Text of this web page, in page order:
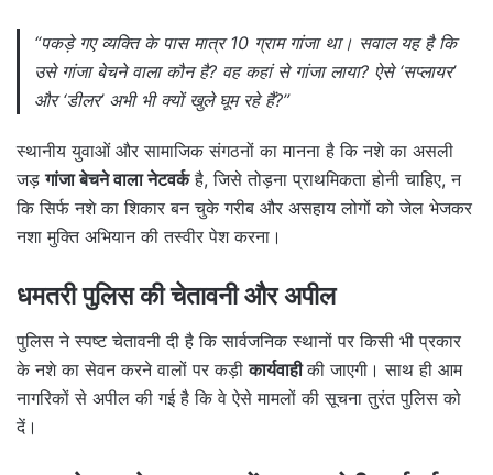
“पकड़े गए व्यक्ति के पास मात्र 10 ग्राम गांजा था। सवाल यह है कि
उसे गांजा बेचने वाला कौन है? वह कहां से गांजा लाया? ऐसे ‘सप्लायर’
और ‘डीलर’ अभी भी क्यों खुले घूम रहे हैं?”
स्थानीय युवाओं और सामाजिक संगठनों का मानना है कि नशे का असली
जड़गांजा बेचने वाला नेटवर्कहै, जिसे तोड़ना प्राथमिकता होनी चाहिए, न
कि सिर्फ नशे का शिकार बन चुके गरीब और असहाय लोगों को जेल भेजकर
नशा मुक्ति अभियान की तस्वीर पेश करना।
धमतरी पुलिस की चेतावनी और अपील
पुलिस ने स्पष्ट चेतावनी दी है कि सार्वजनिक स्थानों पर किसी भी प्रकार
के नशे का सेवन करने वालों पर कड़ीकार्यवाहीकी जाएगी। साथ ही आम
नागरिकों से अपील की गई है कि वे ऐसे मामलों की सूचना तुरंत पुलिस को
दें।